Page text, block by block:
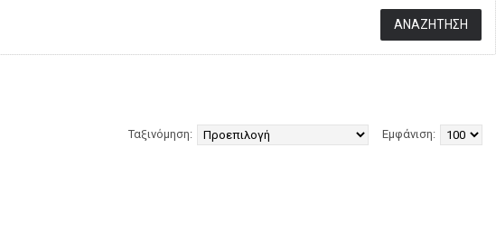
Εμφάνιση:
Ταξινόμηση: